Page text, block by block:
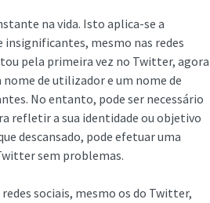
na vida. Isto aplica-se a
mesmo nas redes
pela primeira vez no Twitter, agora
de utilizador e um nome de
No entanto, pode ser necessário
refletir a sua identidade ou objetivo
descansado, pode efetuar uma
sem problemas.
sociais, mesmo os do Twitter,